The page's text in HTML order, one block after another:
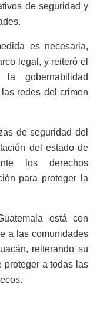
de seguridad y
es necesaria,
legal, y reiteró el
gobernabilidad
redes del crimen
de seguridad del
del estado de
los derechos
para proteger la
está con
a las comunidades
reiterando su
proteger a todas las